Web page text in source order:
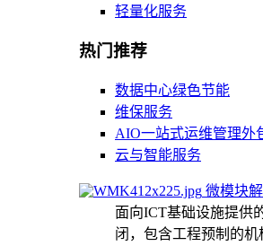
轻量化服务
热门推荐
数据中心绿色节能
维保服务
AIO一站式运维管理外
云与智能服务
微模块
面向ICT基础设施提供
闭，包含工程预制的